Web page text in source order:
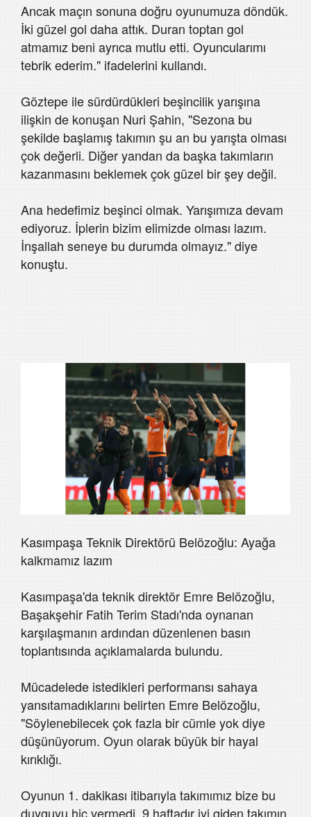
Ancak maçın sonuna doğru oyunumuza döndük.
İki güzel gol daha attık. Duran toptan gol
atmamız beni ayrıca mutlu etti. Oyuncularımı
tebrik ederim." ifadelerini kullandı.
Göztepe ile sürdürdükleri beşincilik yarışına
ilişkin de konuşan Nuri Şahin, "Sezona bu
şekilde başlamış takımın şu an bu yarışta olması
çok değerli. Diğer yandan da başka takımların
kazanmasını beklemek çok güzel bir şey değil.
Ana hedefimiz beşinci olmak. Yarışımıza devam
ediyoruz. İplerin bizim elimizde olması lazım.
İnşallah seneye bu durumda olmayız." diye
konuştu.
Kasımpaşa Teknik Direktörü Belözoğlu: Ayağa
kalkmamız lazım
Kasımpaşa'da teknik direktör Emre Belözoğlu,
Başakşehir Fatih Terim Stadı'nda oynanan
karşılaşmanın ardından düzenlenen basın
toplantısında açıklamalarda bulundu.
Mücadelede istedikleri performansı sahaya
yansıtamadıklarını belirten Emre Belözoğlu,
"Söylenebilecek çok fazla bir cümle yok diye
düşünüyorum. Oyun olarak büyük bir hayal
kırıklığı.
Oyunun 1. dakikası itibarıyla takımımız bize bu
duyguyu hiç vermedi. 9 haftadır iyi giden takımın